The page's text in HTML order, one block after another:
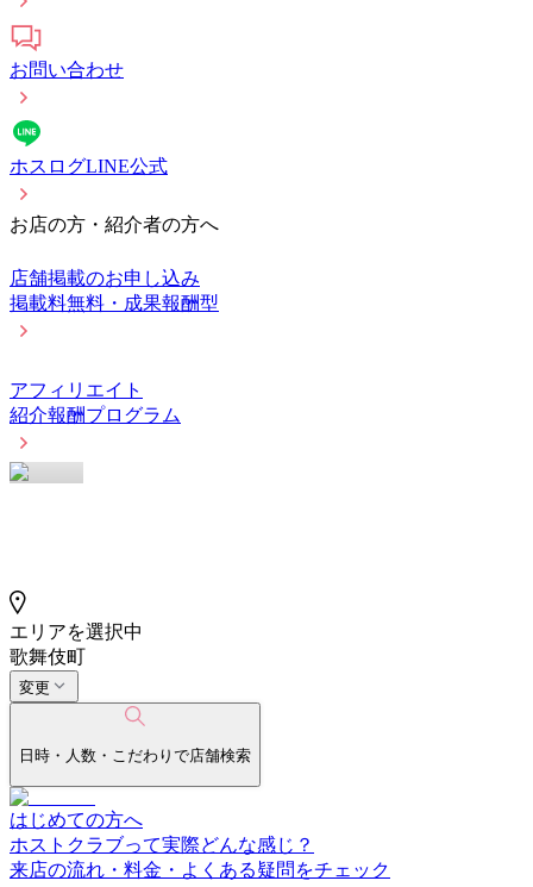
お問い合わせ
ホスログLINE公式
お店の方・紹介者の方へ
店舗掲載のお申し込み
掲載料無料・成果報酬型
アフィリエイト
紹介報酬プログラム
エリアを選択中
歌舞伎町
変更
日時・人数・こだわりで店舗検索
はじめての方へ
ホストクラブって実際どんな感じ？
来店の流れ・料金・よくある疑問をチェック